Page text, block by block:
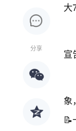
分享
大
宣
象